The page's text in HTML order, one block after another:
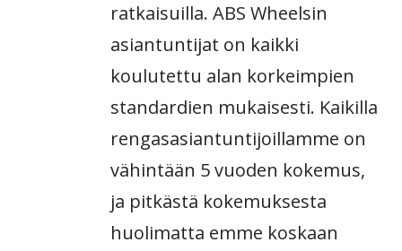
ratkaisuilla. ABS Wheelsin
asiantuntijat on kaikki
koulutettu alan korkeimpien
standardien mukaisesti. Kaikilla
rengasasiantuntijoillamme on
vähintään 5 vuoden kokemus,
ja pitkästä kokemuksesta
huolimatta emme koskaan